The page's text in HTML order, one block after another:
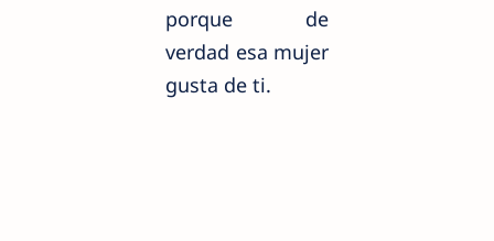
porque de
verdad esa mujer
gusta de ti.